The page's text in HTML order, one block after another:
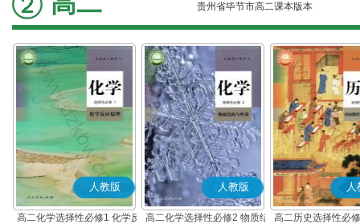
贵州省毕节市高二课本版本
人教版
高二化学选择性必修1 化学反
人教版
高二化学选择性必修2 物质结
人
高二历史选择性必